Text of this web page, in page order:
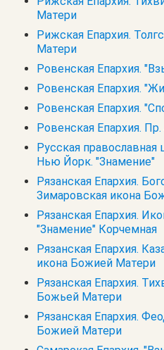
Матери
Рижская Епархия.
Матери
Ровенская Епархия.
Ровенская Епархия.
Ровенская Епархия.
Ровенская Епархия.
Русская православная
Нью Йорк. "Знамение"
Рязанская Епархия.
Зимаровская икона
Рязанская Епархия.
"Знамение" Корчемная
Рязанская Епархия.
икона Божией Матери
Рязанская Епархия.
Божьей Матери
Рязанская Епархия.
Божией Матери